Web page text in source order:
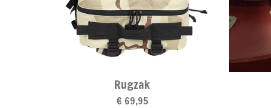
Rugzak
€ 69,95